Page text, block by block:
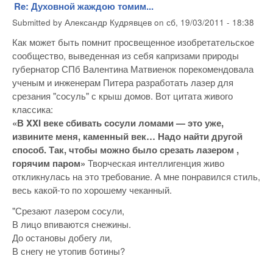
Re: Духовной жаждою томим...
Submitted by Александр Кудрявцев on сб, 19/03/2011 - 18:38
Как может быть помнит просвещенное изобретательское
сообщество, выведенная из себя капризами природы
губернатор СПб Валентина Матвиенок порекомендовала
ученым и инженерам Питера разработать лазер для
срезания "сосуль" с крыш домов. Вот цитата живого
классика:
«В XXI веке сбивать сосули ломами — это уже,
извините меня, каменный век… Надо найти другой
способ. Так, чтобы можно было срезать лазером ,
горячим паром» Творческая интеллигенция живо
откликнулась на это требование. А мне понравился стиль,
весь какой-то по хорошему чеканный.
"Срезают лазером сосули,
В лицо впиваются снежины.
До остановы добегу ли,
В снегу не утопив ботины?